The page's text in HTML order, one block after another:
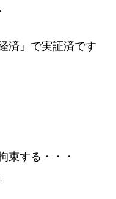
済」で実証済です
束する・・・